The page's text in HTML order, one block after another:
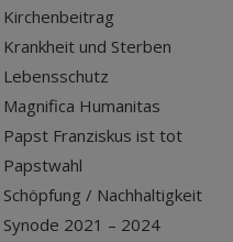
Kirchenbeitrag
Krankheit und Sterben
Lebensschutz
Magnifica Humanitas
Papst Franziskus ist tot
Papstwahl
Schöpfung / Nachhaltigkeit
Synode 2021 – 2024